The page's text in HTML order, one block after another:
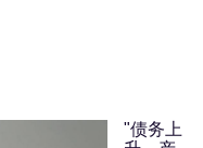
"债务上